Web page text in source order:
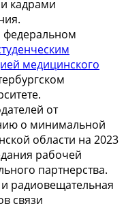
кадрами
федеральном
медицинского
от
о минимальной
области на 2023
рабочей
партнерства.
радиовещательная
связи